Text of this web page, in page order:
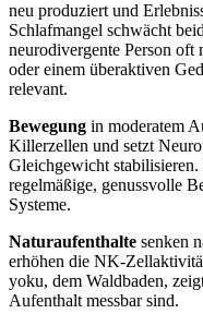
neu produziert und
Schlafmangel schwächt
neurodivergente Person
oder einem überaktiven
relevant.
Bewegung in moderatem
Killerzellen und setzt
Gleichgewicht
regelmäßige, genussvolle
Systeme.
Naturaufenthalte senken
erhöhen die NK-
yoku, dem Waldbaden,
Aufenthalt messbar sind.